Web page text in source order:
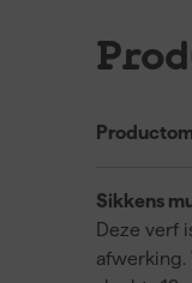
Sikkens
Deze verf
afwerking.